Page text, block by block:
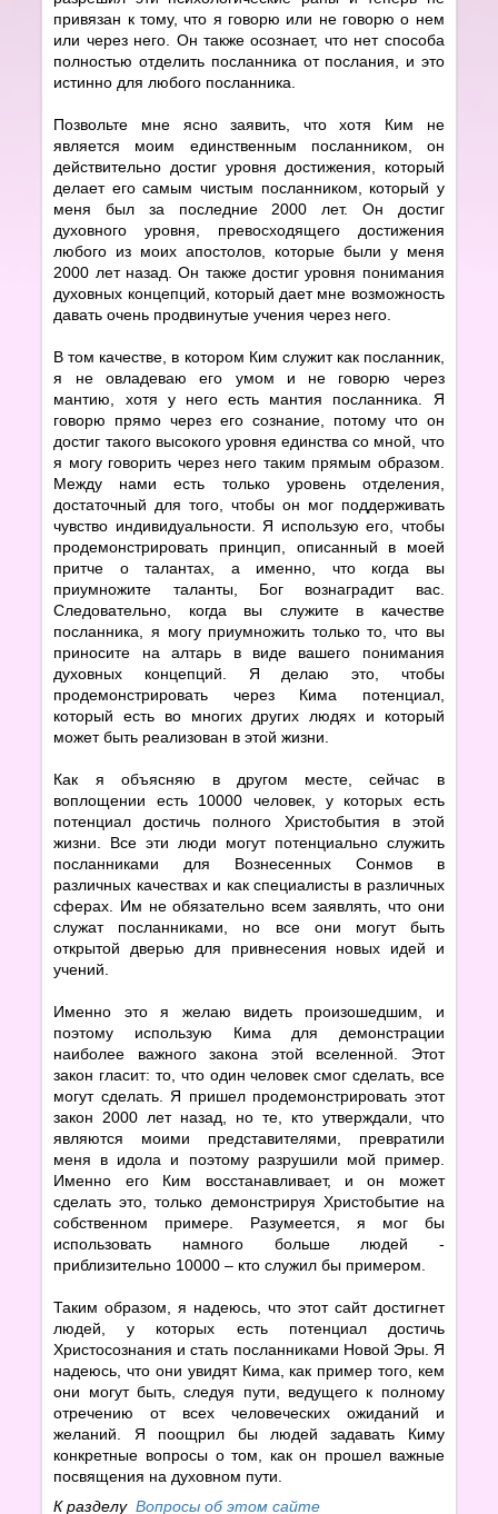
привязан к тому, что я говорю или не говорю о нем
или через него. Он также осознает, что нет способа
полностью отделить посланника от послания, и это
истинно для любого посланника.
Позвольте мне ясно заявить, что хотя Ким не
является моим единственным посланником, он
действительно достиг уровня достижения, который
делает его самым чистым посланником, который у
меня был за последние 2000 лет. Он достиг
духовного уровня, превосходящего достижения
любого из моих апостолов, которые были у меня
2000 лет назад. Он также достиг уровня понимания
духовных концепций, который дает мне возможность
давать очень продвинутые учения через него.
В том качестве, в котором Ким служит как посланник,
я не овладеваю его умом и не говорю через
мантию, хотя у него есть мантия посланника. Я
говорю прямо через его сознание, потому что он
достиг такого высокого уровня единства со мной, что
я могу говорить через него таким прямым образом.
Между нами есть только уровень отделения,
достаточный для того, чтобы он мог поддерживать
чувство индивидуальности. Я использую его, чтобы
продемонстрировать принцип, описанный в моей
притче о талантах, а именно, что когда вы
приумножите таланты, Бог вознаградит вас.
Следовательно, когда вы служите в качестве
посланника, я могу приумножить только то, что вы
приносите на алтарь в виде вашего понимания
духовных концепций. Я делаю это, чтобы
продемонстрировать через Кима потенциал,
который есть во многих других людях и который
может быть реализован в этой жизни.
Как я объясняю в другом месте, сейчас в
воплощении есть 10000 человек, у которых есть
потенциал достичь полного Христобытия в этой
жизни. Все эти люди могут потенциально служить
посланниками для Вознесенных Сонмов в
различных качествах и как специалисты в различных
сферах. Им не обязательно всем заявлять, что они
служат посланниками, но все они могут быть
открытой дверью для привнесения новых идей и
учений.
Именно это я желаю видеть произошедшим, и
поэтому использую Кима для демонстрации
наиболее важного закона этой вселенной. Этот
закон гласит: то, что один человек смог сделать, все
могут сделать. Я пришел продемонстрировать этот
закон 2000 лет назад, но те, кто утверждали, что
являются моими представителями, превратили
меня в идола и поэтому разрушили мой пример.
Именно его Ким восстанавливает, и он может
сделать это, только демонстрируя Христобытие на
собственном примере. Разумеется, я мог бы
использовать намного больше людей -
приблизительно 10000 – кто служил бы примером.
Таким образом, я надеюсь, что этот сайт достигнет
людей, у которых есть потенциал достичь
Христосознания и стать посланниками Новой Эры. Я
надеюсь, что они увидят Кима, как пример того, кем
они могут быть, следуя пути, ведущего к полному
отречению от всех человеческих ожиданий и
желаний. Я поощрил бы людей задавать Киму
конкретные вопросы о том, как он прошел важные
посвящения на духовном пути.
К разделу Вопросы об этом сайте